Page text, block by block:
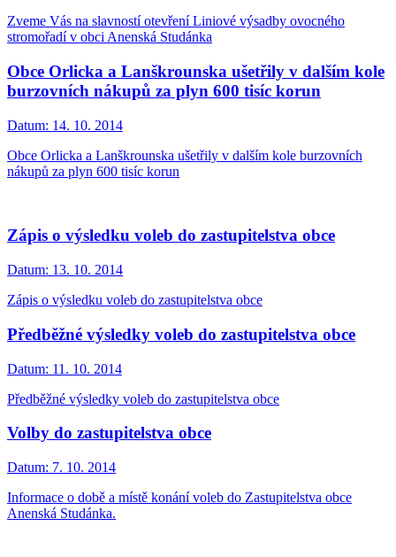
Zveme Vás na slavností otevření Liniové výsadby ovocného
stromořadí v obci Anenská Studánka
Obce Orlicka a Lanškrounska ušetřily v dalším kole
burzovních nákupů za plyn 600 tisíc korun
Datum: 14. 10. 2014
Obce Orlicka a Lanškrounska ušetřily v dalším kole burzovních
nákupů za plyn 600 tisíc korun
Zápis o výsledku voleb do zastupitelstva obce
Datum: 13. 10. 2014
Zápis o výsledku voleb do zastupitelstva obce
Předběžné výsledky voleb do zastupitelstva obce
Datum: 11. 10. 2014
Předběžné výsledky voleb do zastupitelstva obce
Volby do zastupitelstva obce
Datum: 7. 10. 2014
Informace o době a místě konání voleb do Zastupitelstva obce
Anenská Studánka.